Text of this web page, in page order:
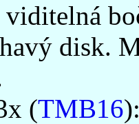
disk.
(TMB16